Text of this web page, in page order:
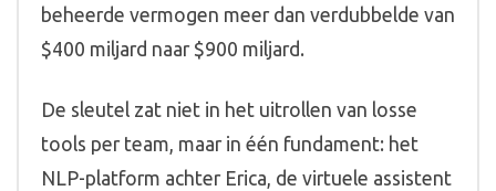
beheerde vermogen meer dan verdubbelde van
$400 miljard naar $900 miljard.
De sleutel zat niet in het uitrollen van losse
tools per team, maar in één fundament: het
NLP-platform achter Erica, de virtuele assistent